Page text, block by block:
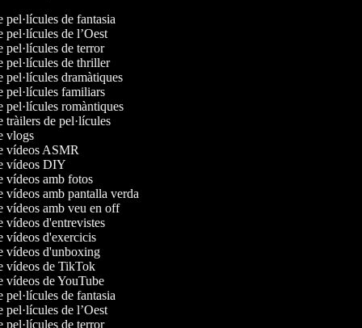
pel·lícules de fantasia
pel·lícules de l’Oest
pel·lícules de terror
pel·lícules de thriller
pel·lícules dramàtiques
pel·lícules familiars
pel·lícules romàntiques
tràilers de pel·lícules
vlogs
vídeos ASMR
vídeos DIY
vídeos amb fotos
vídeos amb pantalla verda
vídeos amb veu en off
vídeos d'entrevistes
vídeos d'exercicis
vídeos d'unboxing
vídeos de TikTok
vídeos de YouTube
pel·lícules de fantasia
pel·lícules de l’Oest
pel·lícules de terror